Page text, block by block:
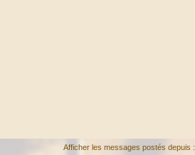
Afficher les messages postés depuis :